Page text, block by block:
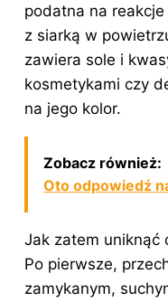
podatna na
z siarką w
zawiera sole i
kosmetykami czy
na jego kolor.
Zobacz również:
Oto odpowiedź
Jak zatem uniknąć
Po pierwsze,
zamykanym,